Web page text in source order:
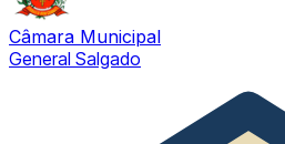
Câmara Municipal
General Salgado